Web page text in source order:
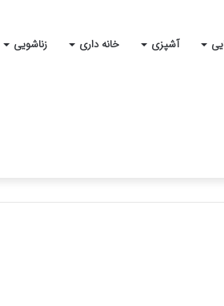
آشپزی خانه داری زناشویی